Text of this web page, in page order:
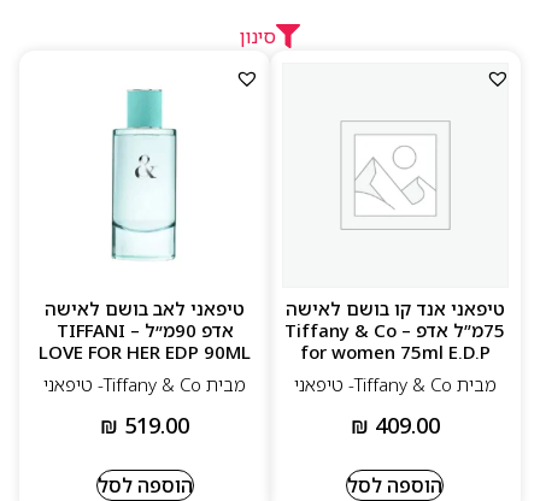
השילוב בין מורשת יוקרתית, עיצוב מוקפד וניחוחות ייחודיים,
Tiffany & Co. מציע חוויית בישום אלגנטית ועל־זמנית
המתאימה לכל הזדמנות.
סינון
טיפאני אנד קו בושם לאישה
75מ”ל אדפ – Tiffany & Co
for women 75ml E.D.P
מבית Tiffany & Co- טיפאני
₪ 409.00
הוספה לסל
טיפאני לאב בושם לאישה
אדפ 90מ״ל – TIFFANI
LOVE FOR HER EDP 90ML
מבית Tiffany & Co- טיפאני
₪ 519.00
הוספה לסל